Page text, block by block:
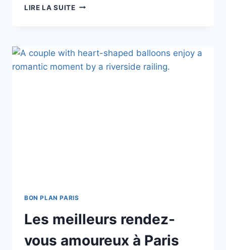
LIRE LA SUITEGUIDE
ARRONDISSEMENT
BON PLAN PARIS
Les meilleurs rendez-
vous amoureux à Paris